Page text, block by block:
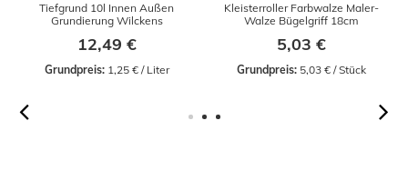
Tiefgrund 10l Innen Außen
Grundierung Wilckens
12,49 €
Grundpreis: 1,25 € / Liter
Kleisterroller Farbwalze Maler-
Walze Bügelgriff 18cm
5,03 €
Grundpreis: 5,03 € / Stück